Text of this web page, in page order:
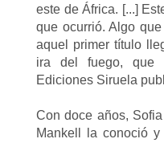
este de África. [...]
que ocurrió. Algo
aquel primer título
ira del fuego, que
Ediciones Siruela
Con doce años,
Mankell la conoció